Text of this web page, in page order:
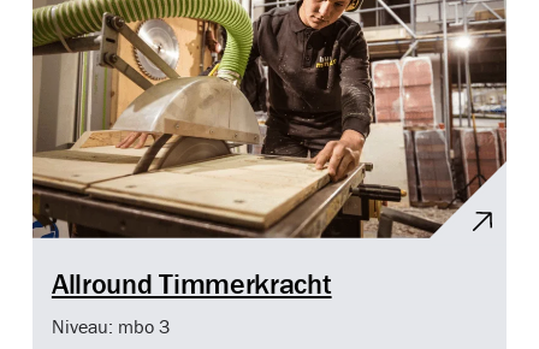
Allround Timmerkracht
Niveau: mbo 3